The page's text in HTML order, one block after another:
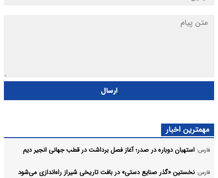
ارسال
مهمترین اخبار
فارس: استهبان دوباره در صدر؛ آغاز فصل برداشت در قطب جهانی انجیر دیم
فارس: نخستین «گذر صنایع دستی» در بافت تاریخی شیراز راه‌اندازی می‌شود